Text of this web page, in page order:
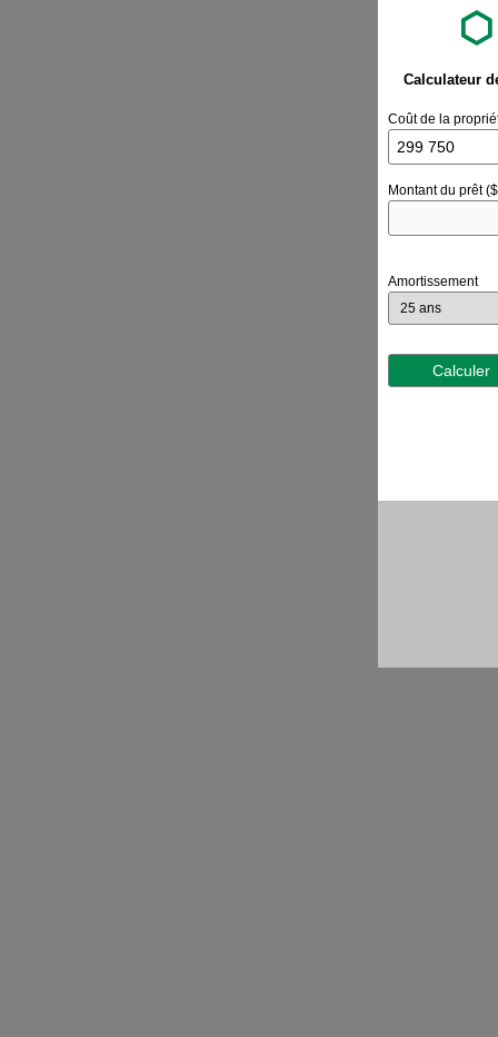
Calculateur
Coût de la
Montant du prêt
Amortissement
Calculer